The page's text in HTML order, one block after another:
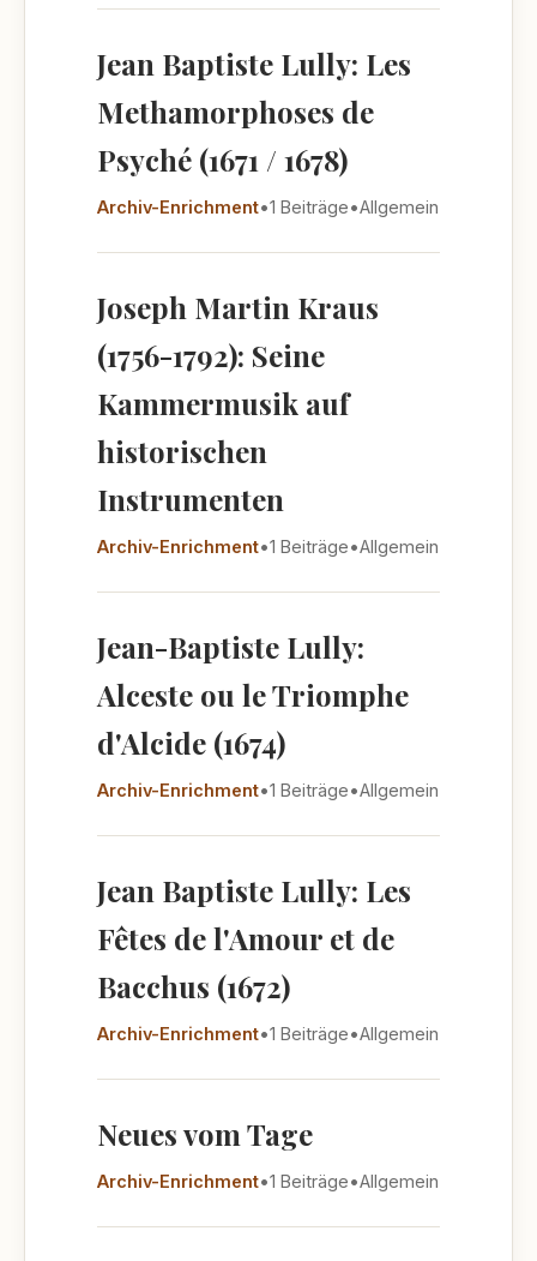
Jean Baptiste Lully: Les
Methamorphoses de
Psyché (1671 / 1678)
Archiv-Enrichment•1 Beiträge•Allgemein
Joseph Martin Kraus
(1756-1792): Seine
Kammermusik auf
historischen
Instrumenten
Archiv-Enrichment•1 Beiträge•Allgemein
Jean-Baptiste Lully:
Alceste ou le Triomphe
d'Alcide (1674)
Archiv-Enrichment•1 Beiträge•Allgemein
Jean Baptiste Lully: Les
Fêtes de l'Amour et de
Bacchus (1672)
Archiv-Enrichment•1 Beiträge•Allgemein
Neues vom Tage
Archiv-Enrichment•1 Beiträge•Allgemein